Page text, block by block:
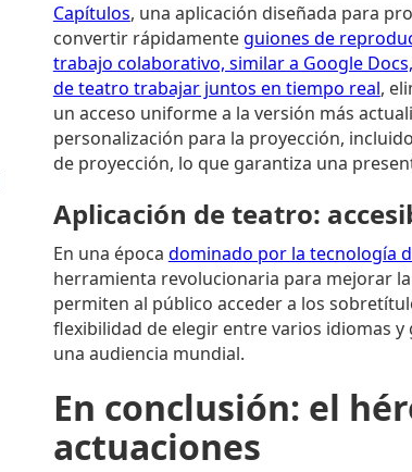
Capítulos, una aplicación diseñada para
convertir rápidamenteguiones de
trabajo colaborativo, similar a Google
de teatro trabajar juntos en tiempo real,
un acceso uniforme a la versión más
personalización para la proyección,
de proyección, lo que garantiza una
Aplicación de teatro:
En una época dominado por la tecnología
herramienta revolucionaria para mejorar
permiten al público acceder a los
flexibilidad de elegir entre varios idiomas y
una audiencia mundial.
En conclusión: el
actuaciones